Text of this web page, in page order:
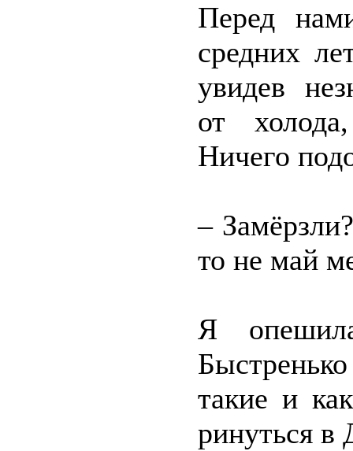
Перед
средних
увидев
от
Ничего
–
то не май
Я
такие и
ринуться в